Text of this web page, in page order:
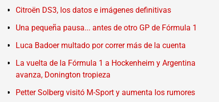
Citroën DS3, los datos e imágenes definitivas
Una pequeña pausa... antes de otro GP de Fórmula 1
Luca Badoer multado por correr más de la cuenta
La vuelta de la Fórmula 1 a Hockenheim y Argentina
avanza, Donington tropieza
Petter Solberg visitó M-Sport y aumenta los rumores